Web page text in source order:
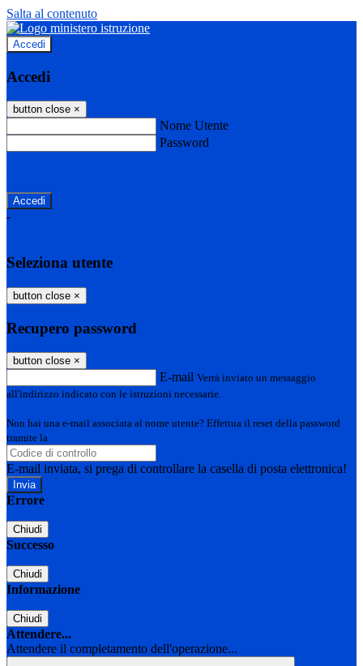
Salta al contenuto
Accedi
Accedi
button close ×
Nome Utente
Password
-
Seleziona utente
button close ×
Recupero password
button close ×
E-mail Verrà inviato un messaggio
all'indirizzo indicato con le istruzioni necessarie.
Non hai una e-mail associata al nome utente? Effettua il reset della password
tramite la
E-mail inviata, si prega di controllare la casella di posta elettronica!
Errore
Chiudi
Successo
Chiudi
Informazione
Chiudi
Attendere...
Attendere il completamento dell'operazione...